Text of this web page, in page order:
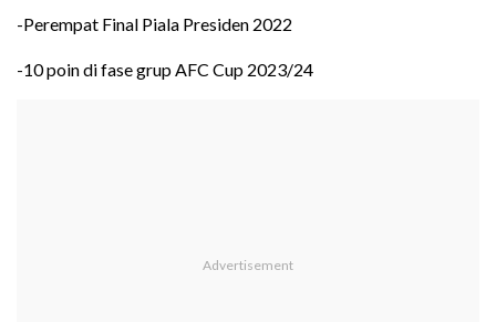
-Perempat Final Piala Presiden 2022
-10 poin di fase grup AFC Cup 2023/24